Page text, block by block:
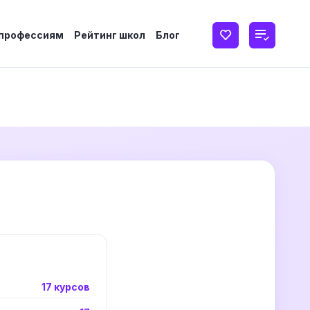
Рейтинг школ Блог
17 курсов